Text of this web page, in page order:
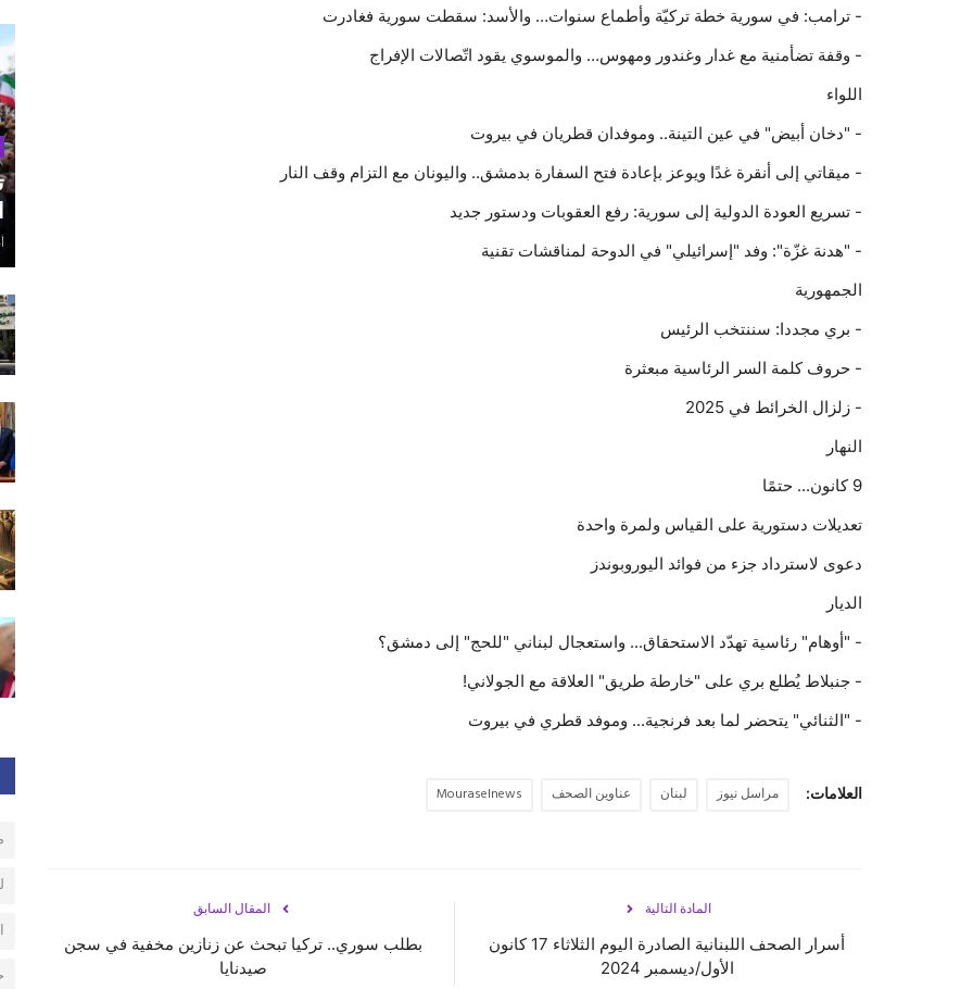
- ترامب: في سورية خطة تركيّة وأطماع سنوات… والأسد: سقطت سورية فغادرت
- وقفة تضأمنية مع غدار وغندور ومهوس… والموسوي يقود اتّصالات الإفراج
اللواء
- "دخان أبيض" في عين التينة.. وموفدان قطريان في بيروت
- ميقاتي إلى أنقرة غدًا ويوعز بإعادة فتح السفارة بدمشق.. واليونان مع التزام وقف النار
- تسريع العودة الدولية إلى سورية: رفع العقوبات ودستور جديد
- "هدنة غزّة": وفد "إسرائيلي" في الدوحة لمناقشات تقنية
الجمهورية
- بري مجددا: سننتخب الرئيس
- حروف كلمة السر الرئاسية مبعثرة
- زلزال الخرائط في 2025
النهار
9 كانون... حتمًا
تعديلات دستورية على القياس ولمرة واحدة
دعوى لاسترداد جزء من فوائد اليوروبوندز
الديار
- "أوهام" رئاسية تهدّد الاستحقاق... واستعجال لبناني "للحج" إلى دمشق؟
- جنبلاط يُطلع بري على "خارطة طريق" العلاقة مع الجولاني!
- "الثنائي" يتحضر لما بعد فرنجية... وموفد قطري في بيروت
العلامات: مراسل نيوز لبنان عناوين الصحف Mouraselnews
المقال السابق
بطلب سوري.. تركيا تبحث عن زنازين مخفية في سجن
صيدنايا
المادة التالية
أسرار الصحف اللبنانية الصادرة اليوم الثلاثاء 17 كانون
الأول/ديسمبر 2024